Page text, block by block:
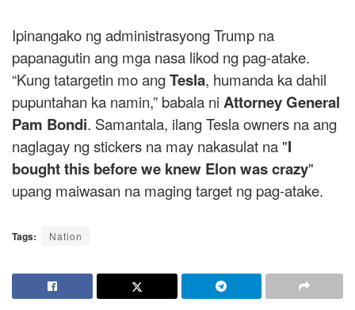
Ipinangako ng administrasyong Trump na
papanagutin ang mga nasa likod ng pag-atake.
“Kung tatargetin mo angTesla, humanda ka dahil
pupuntahan ka namin,” babala ni Attorney General
Pam Bondi. Samantala, ilang Tesla owners na ang
naglagay ng stickers na may nakasulat na "I
bought this before we knew Elon was crazy"
upang maiwasan na maging target ng pag-atake.
Tags: Nation